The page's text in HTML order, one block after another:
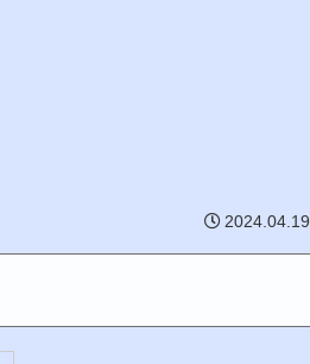
2024.04.19